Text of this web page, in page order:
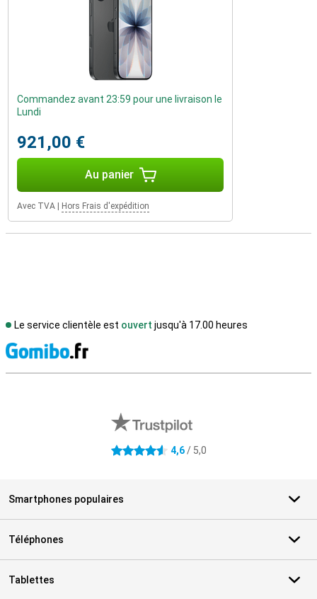
Commandez avant 23:59 pour une livraison le
Lundi
921,00 €
Au panier
Avec TVA | Hors Frais d'expédition
Le service clientèle est ouvert jusqu'à 17.00 heures
4.6 étoiles 4,6/ 5,0
Smartphones populaires
Téléphones
Tablettes